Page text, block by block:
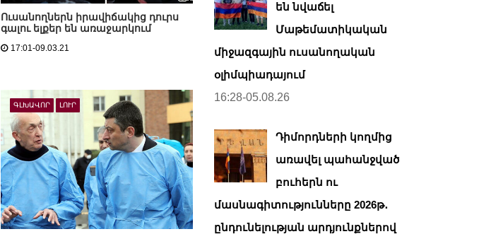
Ուսանողներն իրավիճակից դուրս
գալու ելքեր են առաջարկում
17:01-09.03.21
ԳԼԽԱՎՈՐ ԼՈՒՐ
են նվաճել
Մաթեմատիկական
միջազգային ուսանողական
օլիմպիադայում
16:28-05.08.26
Դիմորդների կողմից
առավել պահանջված
բուհերն ու
մասնագիտությունները 2026թ․
ընդունելության արդյունքներով